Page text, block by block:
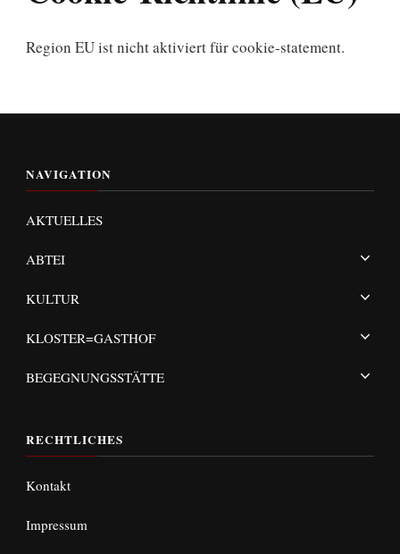
Region EU ist nicht aktiviert für cookie-statement.
NAVIGATION
AKTUELLES
ABTEI
KULTUR
KLOSTER=GASTHOF
BEGEGNUNGSSTÄTTE
RECHTLICHES
Kontakt
Impressum